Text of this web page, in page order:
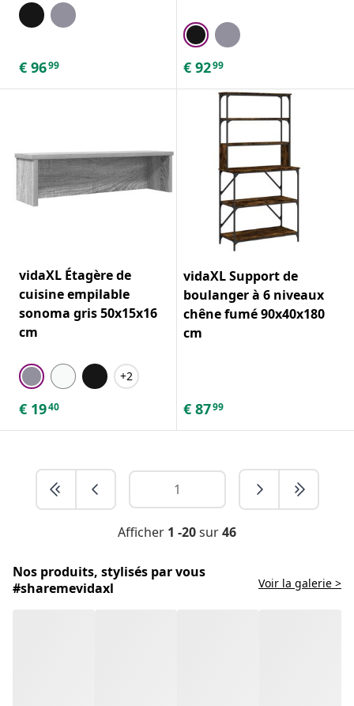
€ 9699 € 9299
vidaXL Étagère de
cuisine empilable
sonoma gris 50x15x16
cm
+2
€ 1940
vidaXL Support de
boulanger à 6 niveaux
chêne fumé 90x40x180
cm
€ 8799
Afficher 1 -20sur46
Nos produits, stylisés par vous
#sharemevidaxl
Voir la galerie >